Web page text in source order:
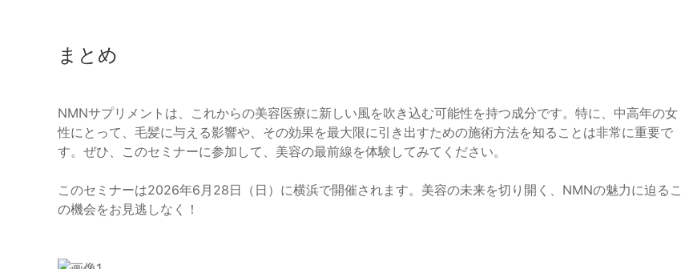
まとめ
NMNサプリメントは、これからの美容医療に新しい風を吹き込む可能性を持つ成分です。特に、中高年の女
性にとって、毛髪に与える影響や、その効果を最大限に引き出すための施術方法を知ることは非常に重要で
す。ぜひ、このセミナーに参加して、美容の最前線を体験してみてください。
このセミナーは2026年6月28日（日）に横浜で開催されます。美容の未来を切り開く、NMNの魅力に迫るこ
の機会をお見逃しなく！